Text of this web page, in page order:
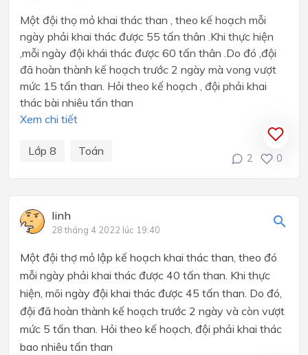
Một đội thọ mỏ khai thác than , theo kế hoạch mỗi
ngày phải khai thác được 55 tấn thân .Khi thực hiện
,mỗi ngày đội khái thác được 60 tấn thân .Do đó ,đội
đã hoàn thành kế hoạch trước 2 ngày mà vong vượt
mức 15 tấn than. Hỏi theo kế hoạch , đội phải khai
thác bài nhiêu tấn than
Xem chi tiết
Lớp 8 Toán
2 0
linh
28 tháng 4 2022 lúc 19:40
Một đội thợ mỏ lập kế hoạch khai thác than, theo đó
mỗi ngày phải khai thác được 40 tấn than. Khi thực
hiện, mõi ngày đội khai thác được 45 tấn than. Do đó,
đội đã hoàn thành kế hoạch trước 2 ngày và còn vượt
mức 5 tấn than. Hỏi theo kế hoạch, đội phải khai thác
bao nhiêu tấn than